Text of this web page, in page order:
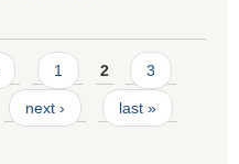
1 2 3
next › last »